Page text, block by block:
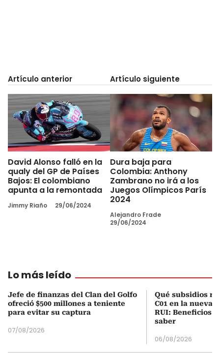
Artículo anterior
David Alonso falló en la
qualy del GP de Países
Bajos: El colombiano
apunta a la remontada
Jimmy Riaño 29/06/2024
Artículo siguiente
Dura baja para
Colombia: Anthony
Zambrano no irá a los
Juegos Olímpicos París
2024
Alejandro Frade
29/06/2024
Lo más leído
Jefe de finanzas del Clan del Golfo
ofreció $500 millones a teniente
para evitar su captura
07/08/2026
Qué subsidios
C01 en la nueva
RUI: Beneficios
saber
06/08/2026